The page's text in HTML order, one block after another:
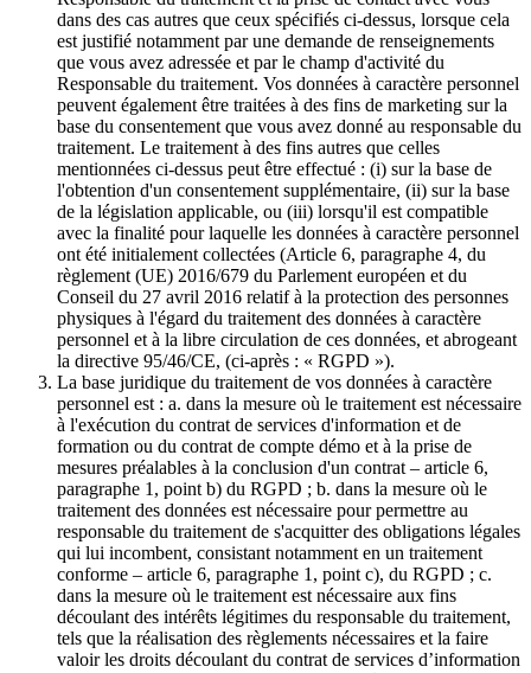
dans des cas autres que ceux spécifiés ci-dessus, lorsque cela
est justifié notamment par une demande de renseignements
que vous avez adressée et par le champ d'activité du
Responsable du traitement. Vos données à caractère personnel
peuvent également être traitées à des fins de marketing sur la
base du consentement que vous avez donné au responsable du
traitement. Le traitement à des fins autres que celles
mentionnées ci-dessus peut être effectué : (i) sur la base de
l'obtention d'un consentement supplémentaire, (ii) sur la base
de la législation applicable, ou (iii) lorsqu'il est compatible
avec la finalité pour laquelle les données à caractère personnel
ont été initialement collectées (Article 6, paragraphe 4, du
règlement (UE) 2016/679 du Parlement européen et du
Conseil du 27 avril 2016 relatif à la protection des personnes
physiques à l'égard du traitement des données à caractère
personnel et à la libre circulation de ces données, et abrogeant
la directive 95/46/CE, (ci-après : « RGPD »).
La base juridique du traitement de vos données à caractère
personnel est : a. dans la mesure où le traitement est nécessaire
à l'exécution du contrat de services d'information et de
formation ou du contrat de compte démo et à la prise de
mesures préalables à la conclusion d'un contrat – article 6,
paragraphe 1, point b) du RGPD ; b. dans la mesure où le
traitement des données est nécessaire pour permettre au
responsable du traitement de s'acquitter des obligations légales
qui lui incombent, consistant notamment en un traitement
conforme – article 6, paragraphe 1, point c), du RGPD ; c.
dans la mesure où le traitement est nécessaire aux fins
découlant des intérêts légitimes du responsable du traitement,
tels que la réalisation des règlements nécessaires et la faire
valoir les droits découlant du contrat de services d’information